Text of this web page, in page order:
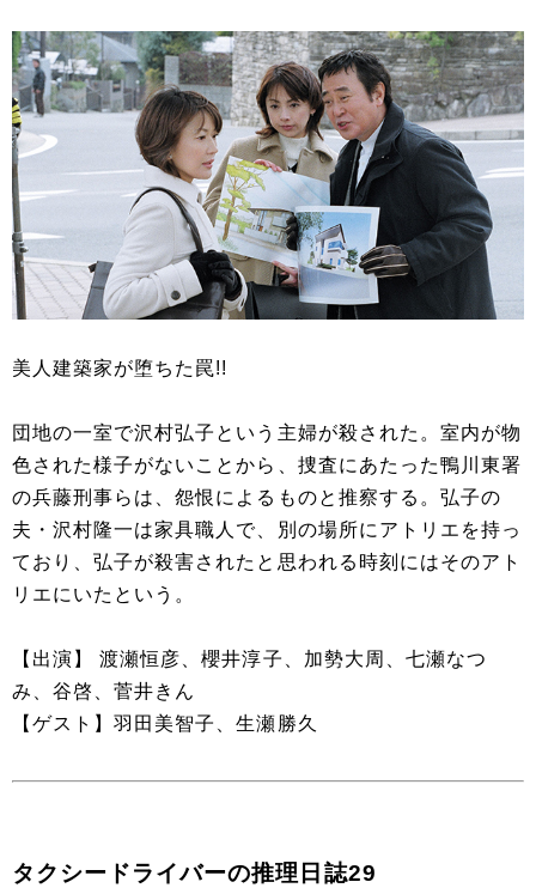
美人建築家が堕ちた罠!!
団地の一室で沢村弘子という主婦が殺された。室内が物
色された様子がないことから、捜査にあたった鴨川東署
の兵藤刑事らは、怨恨によるものと推察する。弘子の
夫・沢村隆一は家具職人で、別の場所にアトリエを持っ
ており、弘子が殺害されたと思われる時刻にはそのアト
リエにいたという。
【出演】 渡瀬恒彦、櫻井淳子、加勢大周、七瀬なつ
み、谷啓、菅井きん
【ゲスト】羽田美智子、生瀬勝久
タクシードライバーの推理日誌29